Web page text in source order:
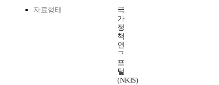
자료형태
국
가
정
책
연
구
포
털
(NKIS)